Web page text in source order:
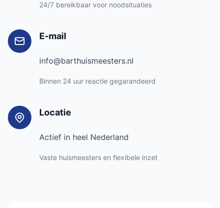
24/7 bereikbaar voor noodsituaties
E-mail
info@barthuismeesters.nl
Binnen 24 uur reactie gegarandeerd
Locatie
Actief in heel Nederland
Vaste huismeesters en flexibele inzet